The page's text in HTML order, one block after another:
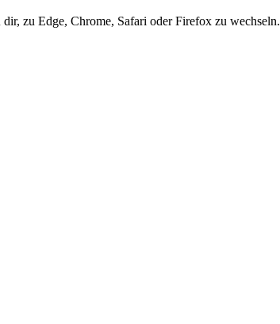
zu Edge, Chrome, Safari oder Firefox zu wechseln.